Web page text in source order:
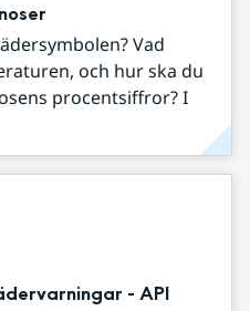
Vad
och hur ska du
procentsiffror? I
- API